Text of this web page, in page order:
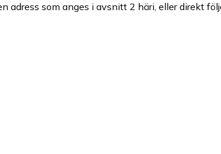
adress som anges i avsnitt 2 häri, eller direkt